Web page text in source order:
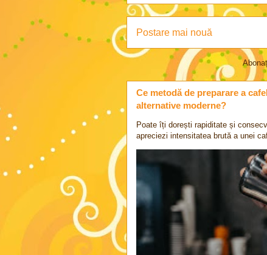
Postare mai nouă
Ce metodă de preparare a
alternative moderne?
Poate îți dorești rapiditate și
apreciezi intensitatea brută a unei